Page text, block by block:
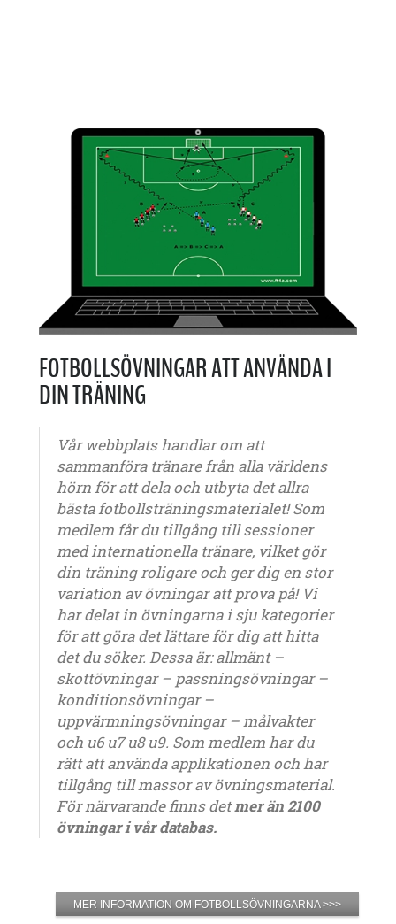
FOTBOLLSÖVNINGAR ATT ANVÄNDA I
DIN TRÄNING
Vår webbplats handlar om att
sammanföra tränare från alla världens
hörn för att dela och utbyta det allra
bästa fotbollsträningsmaterialet! Som
medlem får du tillgång till sessioner
med internationella tränare, vilket gör
din träning roligare och ger dig en stor
variation av övningar att prova på! Vi
har delat in övningarna i sju kategorier
för att göra det lättare för dig att hitta
det du söker. Dessa är: allmänt –
skottövningar – passningsövningar –
konditionsövningar –
uppvärmningsövningar – målvakter
och u6 u7 u8 u9. Som medlem har du
rätt att använda applikationen och har
tillgång till massor av övningsmaterial.
För närvarande finns detmer än 2100
övningar i vår databas.
MER INFORMATION OM FOTBOLLSÖVNINGARNA >>>